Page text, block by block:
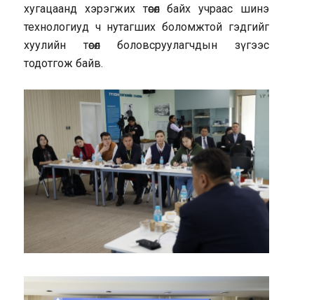
хугацаанд хэрэгжих төсөл байх учраас шинэ
технологиуд ч нутагших боломжтой гэдгийг
хуулийн төсөл боловсруулагчдын зүгээс
тодотгож байв.